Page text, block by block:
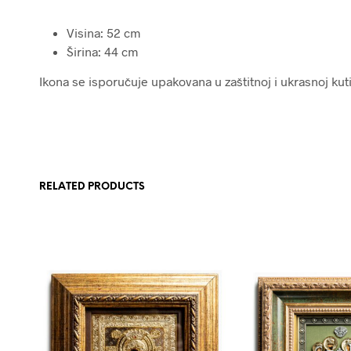
Visina: 52 cm
Širina: 44 cm
Ikona se isporučuje upakovana u zaštitnoj i ukrasnoj
RELATED PRODUCTS